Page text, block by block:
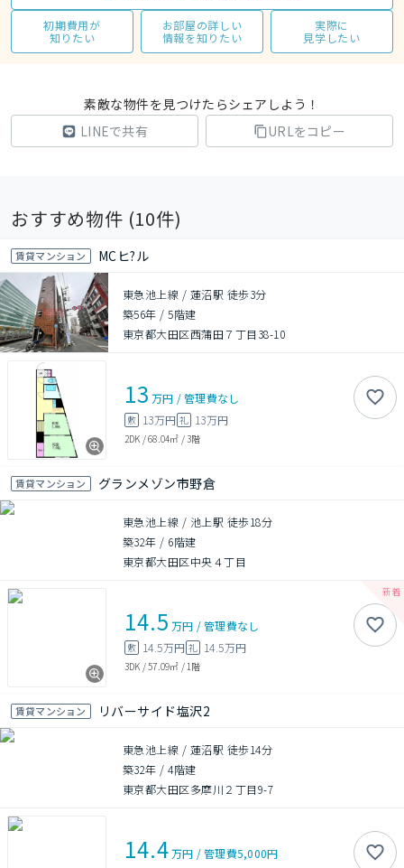
初期費用が
知りたい
お部屋の詳しい
情報を知りたい
実際に
見学したい
素敵な物件を見つけたらシェアしよう！
LINEで共有
URLをコピー
おすすめ物件 (10件)
賃貸マンション MCヒ?ル
東急池上線 / 蓮沼駅 徒歩3分
築56年 /5階建
東京都大田区西蒲田７丁目38-10
13 万円 /管理費なし
敷 13万円 礼 13万円
2DK /68.04㎡ /3階
賃貸マンション グランメゾン市野倉
東急池上線 / 池上駅 徒歩18分
築32年 / 6階建
東京都大田区中央４丁目
14.5 万円 /管理費なし
敷 14.5万円 礼 14.5万円
3DK /57.09㎡ / 1階
賃貸マンション リバーサイド塩沢2
東急池上線 / 蓮沼駅 徒歩14分
築32年 /4階建
東京都大田区多摩川２丁目9-7
14.4万円 /管理費5,000円